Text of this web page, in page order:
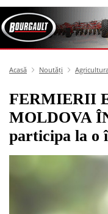
Acasă Noutăți
FERMIERII
MOLDOVA
participa la o